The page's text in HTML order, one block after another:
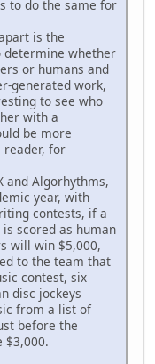
to do the same for
is the
determine whether
or humans and
generated work,
to see who
with a
be more
reader, for
and Algorhythms,
year, with
contests, if a
scored as human
will win $5,000,
to the team that
contest, six
disc jockeys
from a list of
before the
$3,000.